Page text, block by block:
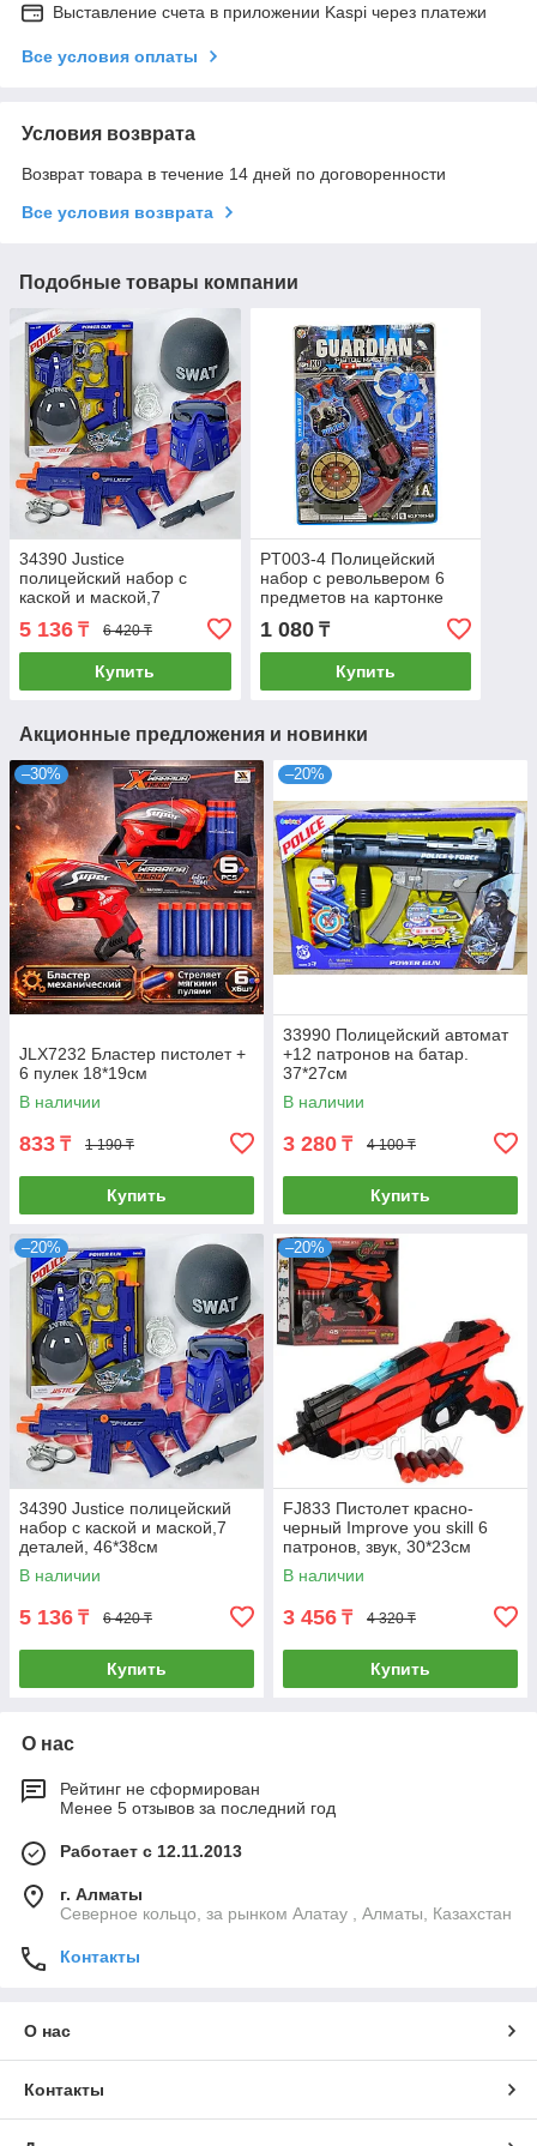
Выставление счета в приложении Kaspi через платежи
Все условия оплаты
Условия возврата
Возврат товара в течение 14 дней по договоренности
Все условия возврата
Подобные товары компании
34390 Justice
полицейский набор с
каской и маской,7
деталей, 46*38см
5 136 ₸ 6 420 ₸
Купить
PT003-4 Полицейский
набор с револьвером 6
предметов на картонке
44*31 см
1 080₸
Купить
Акционные предложения и новинки
–30%
JLX7232 Бластер пистолет +
6 пулек 18*19см
В наличии
833 ₸ 1 190 ₸
Купить
–20%
33990 Полицейский автомат
+12 патронов на батар.
37*27см
В наличии
3 280 ₸ 4 100 ₸
Купить
–20%
34390 Justice полицейский
набор с каской и маской,7
деталей, 46*38см
В наличии
5 136 ₸ 6 420 ₸
Купить
–20%
FJ833 Пистолет красно-
черный Improve you skill 6
патронов, звук, 30*23см
В наличии
3 456 ₸ 4 320 ₸
Купить
О нас
Рейтинг не сформирован
Менее 5 отзывов за последний год
Работает с 12.11.2013
г. Алматы
Северное кольцо, за рынком Алатау , Алматы, Казахстан
Контакты
О нас
Контакты